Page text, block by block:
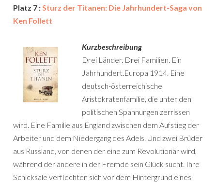
Platz 7 :Sturz der Titanen: Die Jahrhundert-Saga von
Ken Follett
Kurzbeschreibung
Drei Länder. Drei Familien. Ein
Jahrhundert.Europa 1914. Eine
deutsch-österreichische
Aristokratenfamilie, die unter den
politischen Spannungen zerrissen
wird. Eine Familie aus England zwischen dem Aufstieg der
Arbeiter und dem Niedergang des Adels. Und zwei Brüder
aus Russland, von denen der eine zum Revolutionär wird,
während der andere in der Fremde sein Glück sucht. Ihre
Schicksale verflechten sich vor dem Hintergrund eines